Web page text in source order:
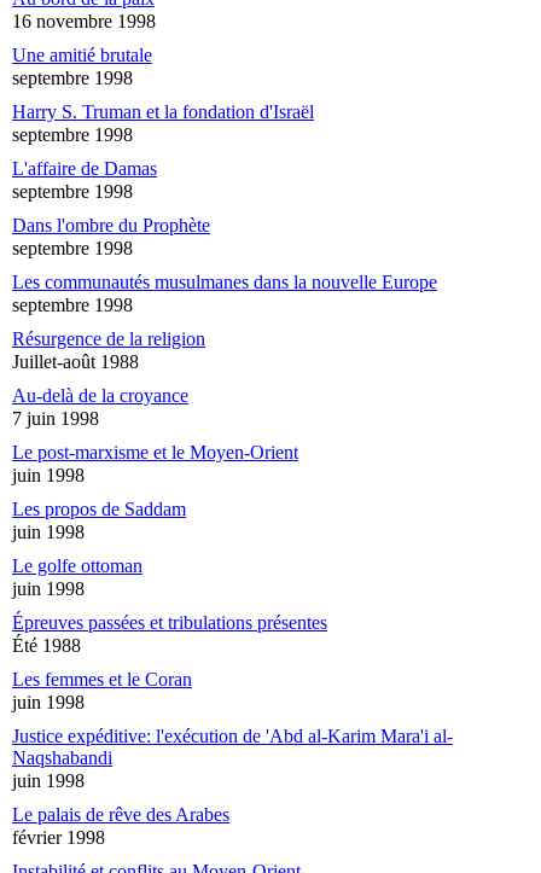
16 novembre 1998
Une amitié brutale
septembre 1998
Harry S. Truman et la fondation d'Israël
septembre 1998
L'affaire de Damas
septembre 1998
Dans l'ombre du Prophète
septembre 1998
Les communautés musulmanes dans la nouvelle Europe
septembre 1998
Résurgence de la religion
Juillet-août 1988
Au-delà de la croyance
7 juin 1998
Le post-marxisme et le Moyen-Orient
juin 1998
Les propos de Saddam
juin 1998
Le golfe ottoman
juin 1998
Épreuves passées et tribulations présentes
Été 1988
Les femmes et le Coran
juin 1998
Justice expéditive: l'exécution de 'Abd al-Karim Mara'i al-
Naqshabandi
juin 1998
Le palais de rêve des Arabes
février 1998